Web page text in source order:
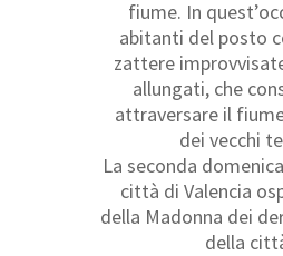
fiume. In
abitanti del posto
zattere
allungati, che
attraversare il
dei vecchi
La seconda
città di Valencia
della Madonna dei
della